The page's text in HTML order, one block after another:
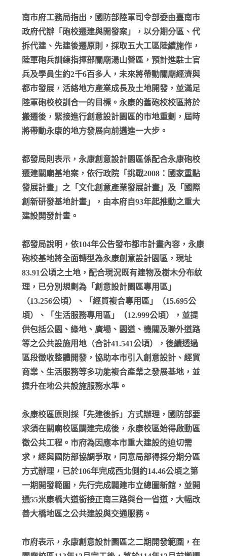
南市府工務局指出，國防部陸軍司令部委由臺南市
政府代辦「砲校遷建與開發案」，以分期分區、代
拆代建、先建後遷原則，採取五大工區陸續施作，
陸軍砲兵訓練指揮部關廟湯山營區，預計進駐士官
兵及學員生約2千6百多人，未來將帶動關廟經濟與
都市發展，活絡地方產業成長及土地開發，並滿足
陸軍砲校校訓合一的目標。永康的舊砲校校區將於
搬遷後，緊接進行創意設計園區的市地重劃，屆時
將帶動永康的地方發展向前邁進一大步。
都發局則表示，永康創意設計園區係配合永康砲校
遷建關廟基地案，依行政院「挑戰2008：國家重點
發展計畫」之「文化創意產業發展計畫」及「國際
創新研發基地計畫」，由本府自93年起推動之重大
建設開發計畫。
都發局說明，依104年公告發布都市計畫內容，永康
砲校基地將全面轉型為永康創意設計園區，現址
83.91公頃之土地，配合現況既有建物及樹木分布紋
理，已分別規劃為「創意設計園區專用區」
（13.256公頃）、「經貿複合專用區」（15.695公
頃）、「生活服務專用區」（12.999公頃），並提
供包括公園、綠地、廣場、園道、機關及聯外道路
等之公共設施用地（合計41.541公頃），後續透過
區段徵收整體開發，協助本市引入創意設計、經貿
商業、生活服務等多功能複合產業之發展基地，並
提升在地公共設施服務水準。
永康校區原則採「先建後拆」方式辦理，國防部要
求須在關廟校區闢建完成後，永康校區始得啟動區
徵公共工程。市府為因應本市重大建設的迫切需
求，經與國防部協調爭取，同意局部得採分期分區
方式辦理，已於106年完成西北側約14.46公頃之第
一期開發範圍，先行完成闢建市立總圖新館，並開
通55米康橋大道銜接正南三路與台一省道，大幅改
善大橋地區之公共建設與交通服務。
市府表示，永康創意設計園區之二期開發範圍，在